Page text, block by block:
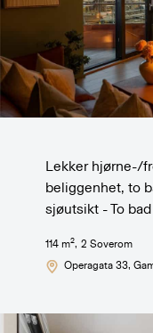
Lekker hjørne-/
beliggenhet, to
sjøutsikt - To
114 m2, 2 Soverom
Operagata 33,